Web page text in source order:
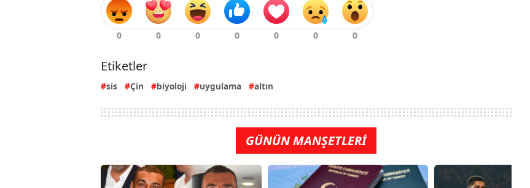
Etiketler
sis Çin biyoloji uygulama altın
GÜNÜN MANŞETLERİ